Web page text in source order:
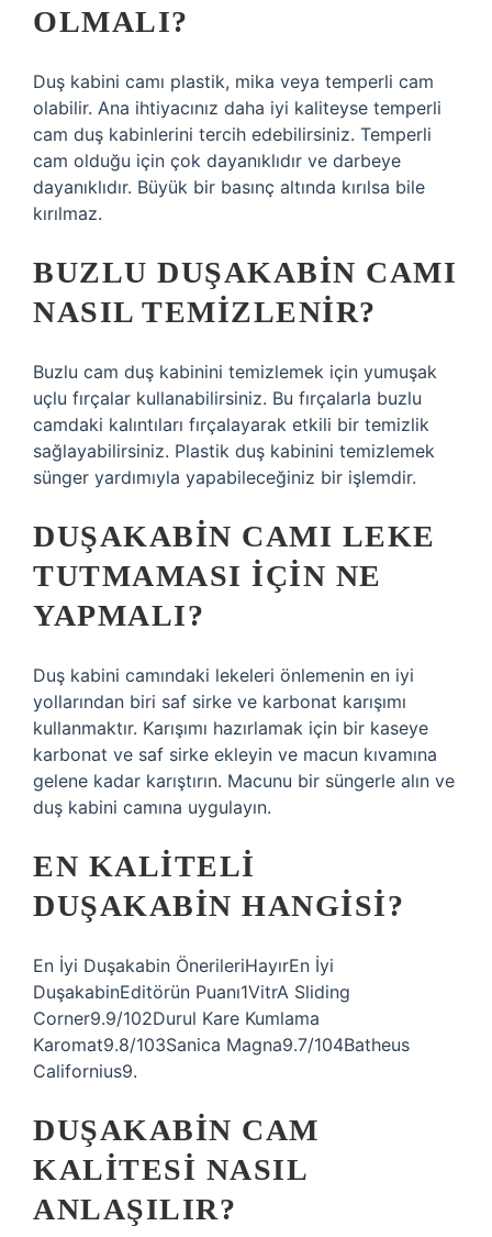
OLMALI?
Duş kabini camı plastik, mika veya temperli cam
olabilir. Ana ihtiyacınız daha iyi kaliteyse temperli
cam duş kabinlerini tercih edebilirsiniz. Temperli
cam olduğu için çok dayanıklıdır ve darbeye
dayanıklıdır. Büyük bir basınç altında kırılsa bile
kırılmaz.
BUZLU DUŞAKABIN CAMI
NASIL TEMIZLENIR?
Buzlu cam duş kabinini temizlemek için yumuşak
uçlu fırçalar kullanabilirsiniz. Bu fırçalarla buzlu
camdaki kalıntıları fırçalayarak etkili bir temizlik
sağlayabilirsiniz. Plastik duş kabinini temizlemek
sünger yardımıyla yapabileceğiniz bir işlemdir.
DUŞAKABIN CAMI LEKE
TUTMAMASI IÇIN NE
YAPMALI?
Duş kabini camındaki lekeleri önlemenin en iyi
yollarından biri saf sirke ve karbonat karışımı
kullanmaktır. Karışımı hazırlamak için bir kaseye
karbonat ve saf sirke ekleyin ve macun kıvamına
gelene kadar karıştırın. Macunu bir süngerle alın ve
duş kabini camına uygulayın.
EN KALITELI
DUŞAKABIN HANGISI?
En İyi Duşakabin ÖnerileriHayırEn İyi
DuşakabinEditörün Puanı1VitrA Sliding
Corner9.9/102Durul Kare Kumlama
Karomat9.8/103Sanica Magna9.7/104Batheus
Californius9.
DUŞAKABIN CAM
KALITESI NASIL
ANLAŞILIR?